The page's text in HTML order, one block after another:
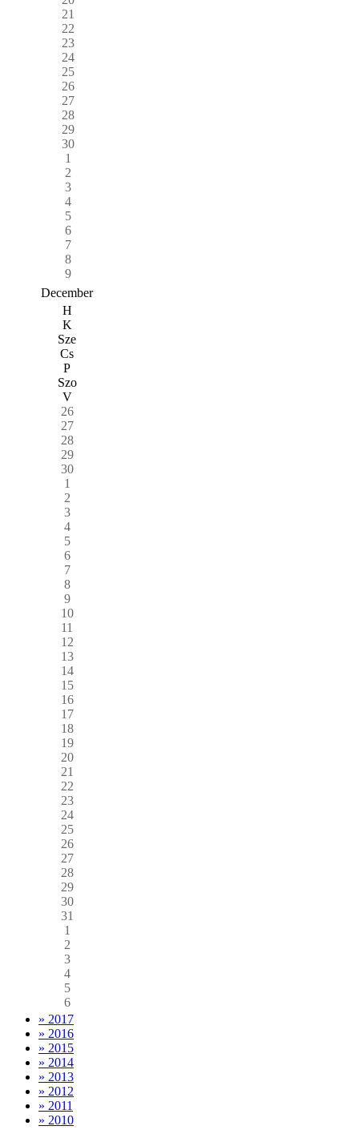
21
22
23
24
25
26
27
28
29
30
1
2
3
4
5
6
7
8
9
December
H
K
Sze
Cs
P
Szo
V
26
27
28
29
30
1
2
3
4
5
6
7
8
9
10
11
12
13
14
15
16
17
18
19
20
21
22
23
24
25
26
27
28
29
30
31
1
2
3
4
5
6
» 2017
» 2016
» 2015
» 2014
» 2013
» 2012
» 2011
» 2010